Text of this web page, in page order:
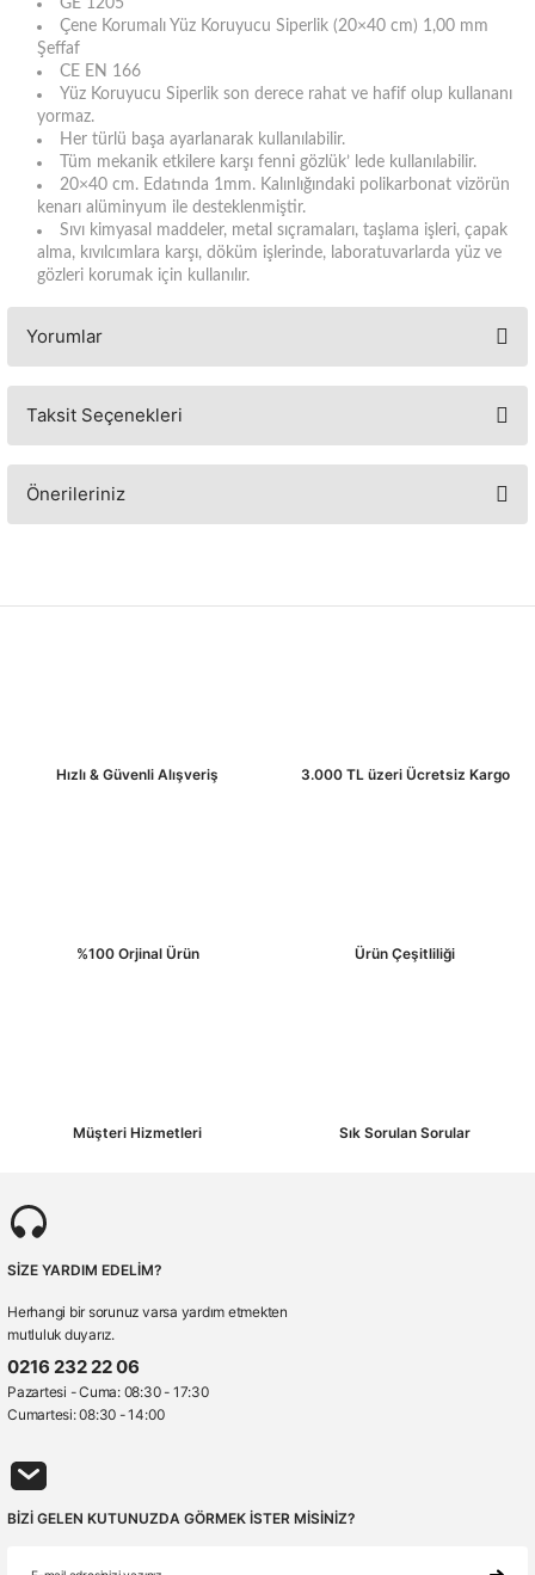
GE 1205
Çene Korumalı Yüz Koruyucu Siperlik (20×40 cm) 1,00 mm
Şeffaf
CE EN 166
Yüz Koruyucu Siperlik son derece rahat ve hafif olup kullananı
yormaz.
Her türlü başa ayarlanarak kullanılabilir.
Tüm mekanik etkilere karşı fenni gözlük’ lede kullanılabilir.
20×40 cm. Edatında 1mm. Kalınlığındaki polikarbonat vizörün
kenarı alüminyum ile desteklenmiştir.
Sıvı kimyasal maddeler, metal sıçramaları, taşlama işleri, çapak
alma, kıvılcımlara karşı, döküm işlerinde, laboratuvarlarda yüz ve
gözleri korumak için kullanılır.
Yorumlar
Taksit Seçenekleri
Önerileriniz
Ürün fiyatı diğer sitelerden daha pahalı.
Hızlı & Güvenli Alışveriş 3.000 TL üzeri Ücretsiz Kargo
%100 Orjinal Ürün Ürün Çeşitliliği
Müşteri Hizmetleri Sık Sorulan Sorular
SİZE YARDIM EDELİM?
Herhangi bir sorunuz varsa yardım etmekten
mutluluk duyarız.
0216 232 22 06
Pazartesi - Cuma: 08:30 - 17:30
Cumartesi: 08:30 - 14:00
BİZİ GELEN KUTUNUZDA GÖRMEK İSTER MİSİNİZ?